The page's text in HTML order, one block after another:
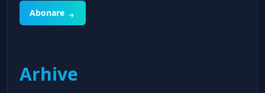
Abonare
Arhive